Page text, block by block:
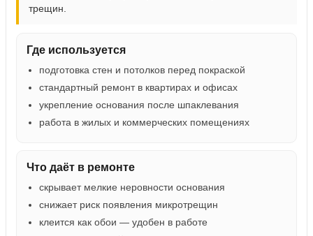
трещин.
Где используется
подготовка стен и потолков перед покраской
стандартный ремонт в квартирах и офисах
укрепление основания после шпаклевания
работа в жилых и коммерческих помещениях
Что даёт в ремонте
скрывает мелкие неровности основания
снижает риск появления микротрещин
клеится как обои — удобен в работе